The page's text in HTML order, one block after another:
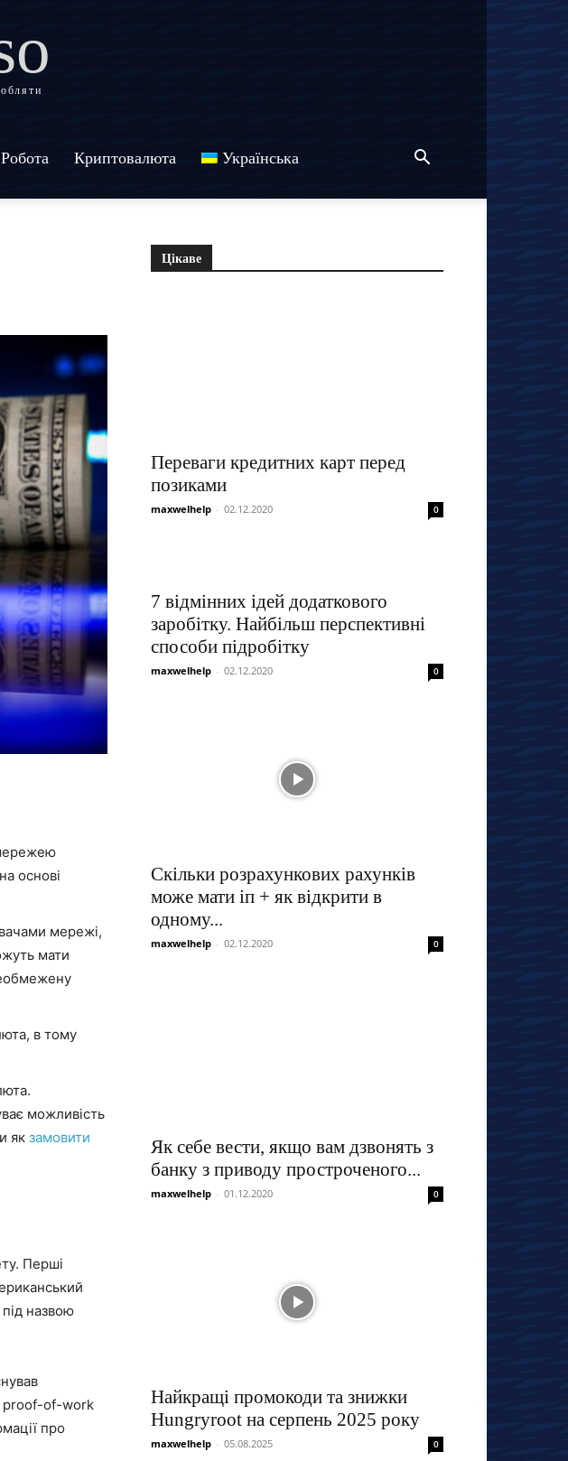
Робота Криптовалюта Українська
основі
мережі,
мати
в тому
можливість
як замовити
Перші
назвою
proof-of-work
про
Цікаве
Переваги кредитних карт перед
позиками
maxwelhelp - 02.12.2020 0
7 відмінних ідей додаткового
заробітку. Найбільш перспективні
способи підробітку
maxwelhelp - 02.12.2020 0
Скільки розрахункових рахунків
може мати іп + як відкрити в
одному...
maxwelhelp - 02.12.2020 0
Як себе вести, якщо вам дзвонять з
банку з приводу простроченого...
maxwelhelp - 01.12.2020 0
Найкращі промокоди та знижки
Hungryroot на серпень 2025 року
maxwelhelp - 05.08.2025 0